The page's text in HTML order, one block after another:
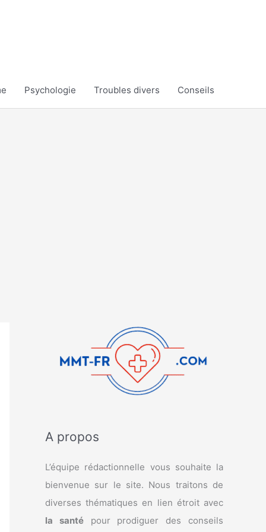
Psychologie Troubles divers Conseils
A propos
L’équipe rédactionnelle vous souhaite la
bienvenue sur le site. Nous traitons de
diverses thématiques en lien étroit avec
la santépour prodiguer des conseils